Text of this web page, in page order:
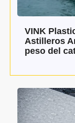
VINK
Astilleros
peso del